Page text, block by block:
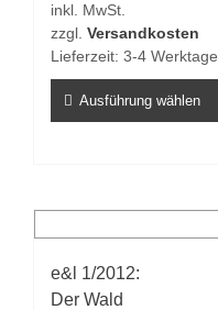
inkl. MwSt.
zzgl. Versandkosten
Lieferzeit: 3-4 Werktage
Ausführung wählen
Varianten
auf.
Die
e&l 1/2012:
Der Wald